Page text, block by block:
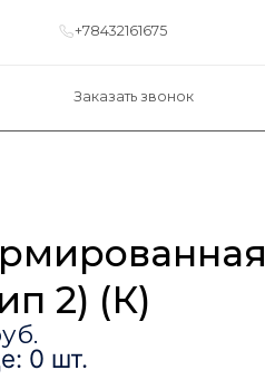
+78432161675
Заказать звонок
2) (К)
0 шт.